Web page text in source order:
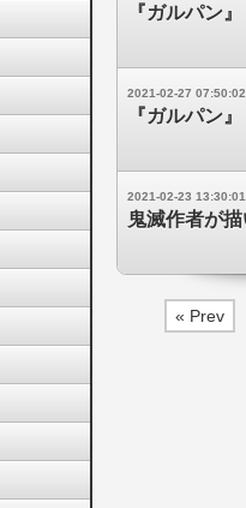
『ガルパン
2021-02-27 07:50:02
『ガルパン
2021-02-23 13:30:01
鬼滅作者が
« Prev